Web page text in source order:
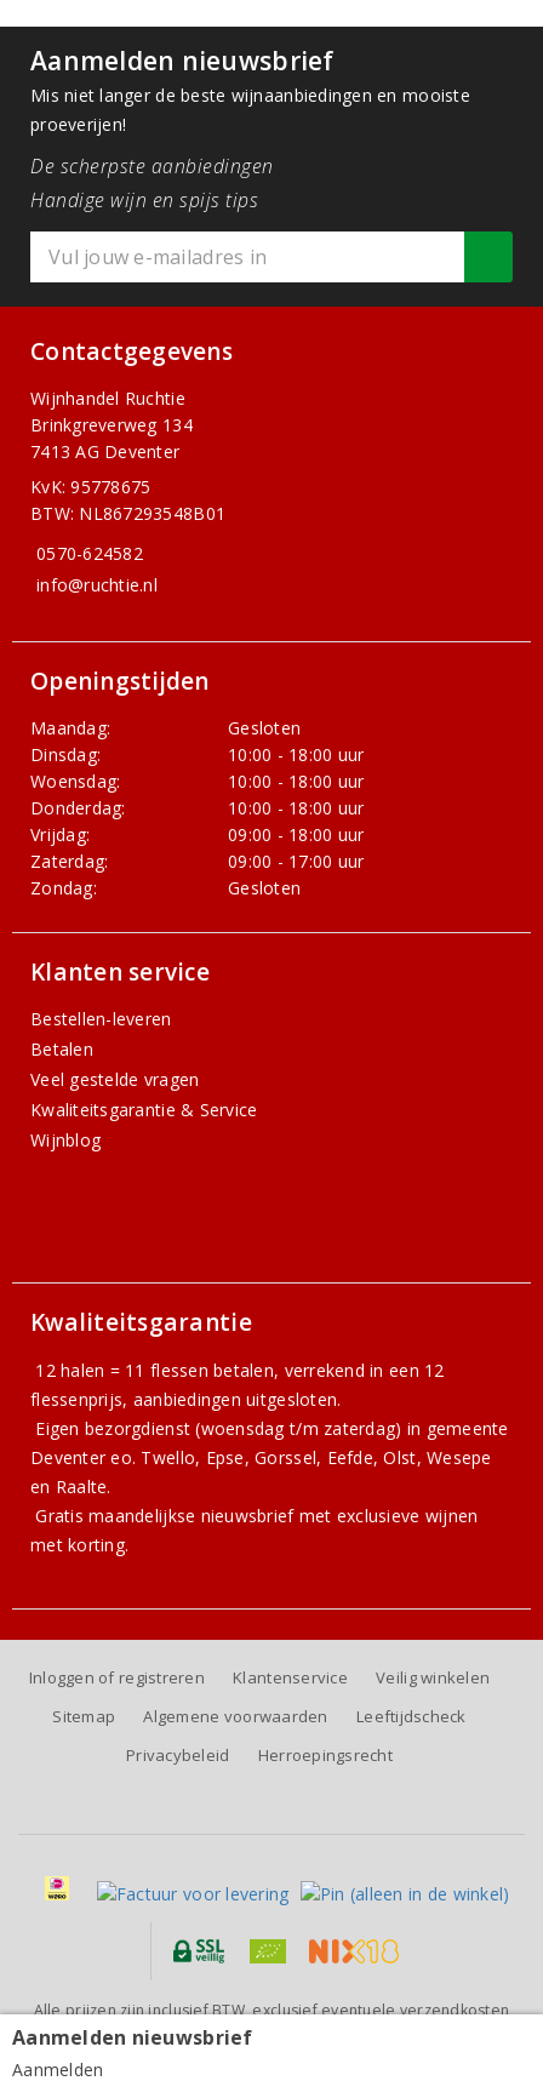
Segredos de São Miguel Alentejano Tinto Reserva
9,65
Aanmelden nieuwsbrief
Mis niet langer de beste wijnaanbiedingen en mooiste
proeverijen!
De scherpste aanbiedingen
Handige wijn en spijs tips
Contactgegevens
Wijnhandel Ruchtie
Brinkgreverweg 134
7413 AG Deventer
KvK: 95778675
BTW: NL867293548B01
0570-624582
info@ruchtie.nl
Openingstijden
Maandag:
Gesloten
Dinsdag:
10:00 - 18:00 uur
Woensdag:
10:00 - 18:00 uur
Donderdag:
10:00 - 18:00 uur
Vrijdag:
09:00 - 18:00 uur
Zaterdag:
09:00 - 17:00 uur
Zondag:
Gesloten
Klanten service
Bestellen-leveren
Betalen
Veel gestelde vragen
Kwaliteitsgarantie & Service
Wijnblog
Kwaliteitsgarantie
12 halen = 11 flessen betalen, verrekend in een 12
flessenprijs, aanbiedingen uitgesloten.
Eigen bezorgdienst (woensdag t/m zaterdag) in gemeente
Deventer eo. Twello, Epse, Gorssel, Eefde, Olst, Wesepe
en Raalte.
Gratismaandelijkse nieuwsbriefmet exclusieve wijnen
met korting.
Inloggen of registreren Klantenservice
Veilig winkelen
Sitemap
Algemene voorwaarden
Leeftijdscheck
Privacybeleid
Herroepingsrecht
Alle prijzen zijn inclusief BTW, exclusief eventuele verzendkosten
(voor orders tot 6 flessen)
Aanmelden nieuwsbrief
Aanmelden